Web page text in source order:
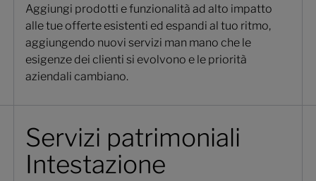
Aggiungi prodotti e funzionalità ad alto impatto
alle tue offerte esistenti ed espandi al tuo ritmo,
aggiungendo nuovi servizi man mano che le
esigenze dei clienti si evolvono e le priorità
aziendali cambiano.
Servizi patrimoniali
Intestazione